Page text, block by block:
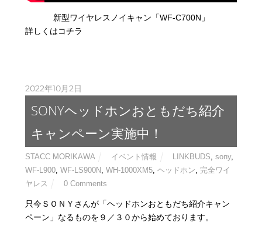
新型ワイヤレスノイキャン「WF-C700N」
詳しくはコチラ
2022年10月2日
SONYヘッドホンおともだち紹介
キャンペーン実施中！
STACC MORIKAWA イベント情報 LINKBUDS,sony,
WF-L900, WF-LS900N, WH-1000XM5, ヘッドホン, 完全ワイ
ヤレス
0 Comments
只今ＳＯＮＹさんが「ヘッドホンおともだち紹介キャン
ペーン」なるものを９／３０から始めております。